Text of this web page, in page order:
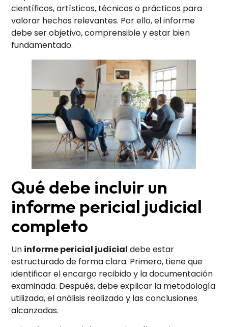
científicos, artísticos, técnicos o prácticos para
valorar hechos relevantes. Por ello, el informe
debe ser objetivo, comprensible y estar bien
fundamentado.
Qué debe incluir un
informe pericial judicial
completo
Un informe pericial judicial debe estar
estructurado de forma clara. Primero, tiene que
identificar el encargo recibido y la documentación
examinada. Después, debe explicar la metodología
utilizada, el análisis realizado y las conclusiones
alcanzadas.